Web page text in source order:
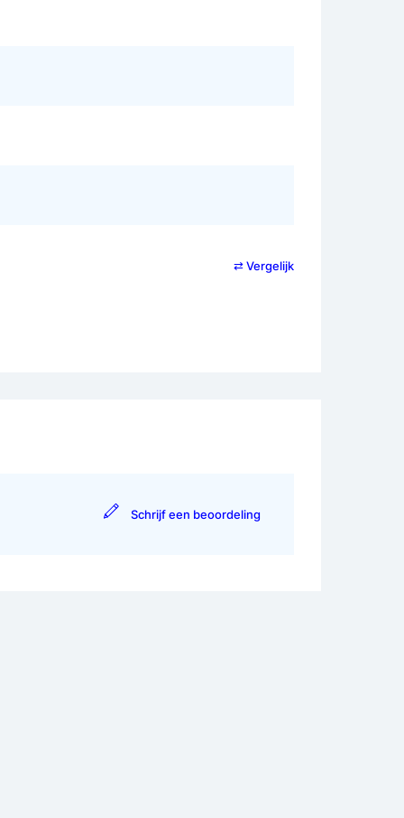
⇄ Vergelijk
Schrijf een beoordeling